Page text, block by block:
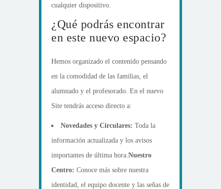
cualquier dispositivo.
¿Qué podrás encontrar
en este nuevo espacio?
Hemos organizado el contenido pensando
en la comodidad de las familias, el
alumnado y el profesorado. En el nuevo
Site tendrás acceso directo a:
Novedades y Circulares: Toda la
información actualizada y los avisos
importantes de última hora.Nuestro
Centro: Conoce más sobre nuestra
identidad, el equipo docente y las señas de